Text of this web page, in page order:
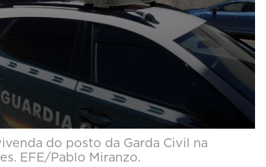
do posto da Garda Civil na
EFE/Pablo Miranzo.